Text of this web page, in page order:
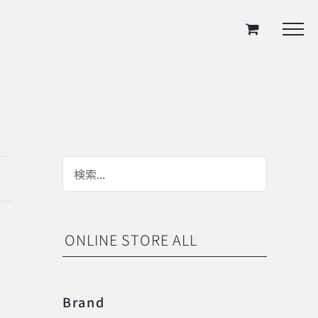
ONLINE STORE ALL
Brand